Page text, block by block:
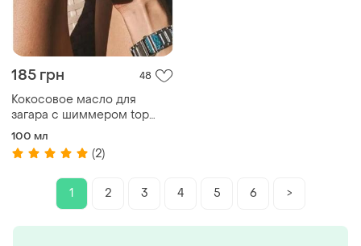
185 грн 48
Кокосовое масло для
загара с шиммером top
beauty
100 мл
(2)
1 2 3 4 5 6 >